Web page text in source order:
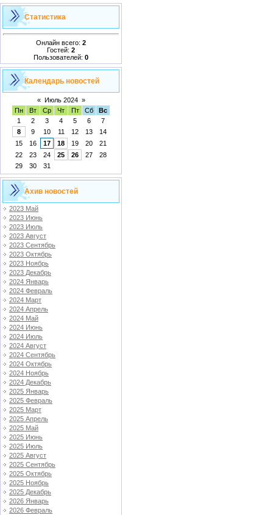
Статистика
Онлайн всего: 2
Гостей: 2
Пользователей: 0
Календарь новостей
« Июль 2024 »
Пн
Вт Ср Чт Пт Сб
Вс
1
2 3 4 5 6
7
8
9 10 11 12 13
14
15
16 17 18 19 20
21
22
23 24 25 26 27
28
29
30 31
Ахив новостей
2023 Май
2023 Июнь
2023 Июль
2023 Август
2023 Сентябрь
2023 Октябрь
2023 Ноябрь
2023 Декабрь
2024 Январь
2024 Февраль
2024 Март
2024 Апрель
2024 Май
2024 Июнь
2024 Июль
2024 Август
2024 Сентябрь
2024 Октябрь
2024 Ноябрь
2024 Декабрь
2025 Январь
2025 Февраль
2025 Март
2025 Апрель
2025 Май
2025 Июнь
2025 Июль
2025 Август
2025 Сентябрь
2025 Октябрь
2025 Ноябрь
2025 Декабрь
2026 Январь
2026 Февраль